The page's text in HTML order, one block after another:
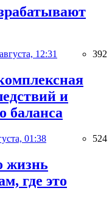
12:31 392
и
баланса
01:38 524
жизнь
где это